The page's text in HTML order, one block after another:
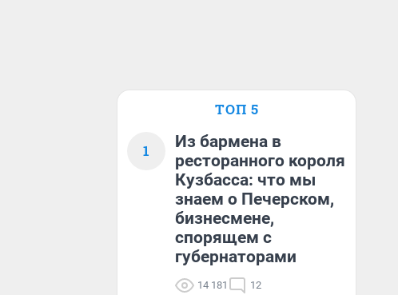
ТОП 5
1
Из бармена в
ресторанного короля
Кузбасса: что мы
знаем о Печерском,
бизнесмене,
спорящем с
губернаторами
14 181 12